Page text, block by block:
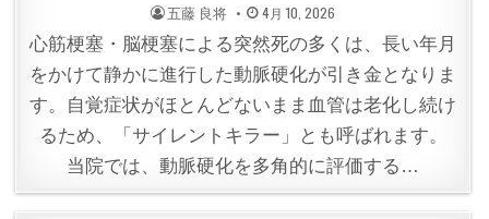
POSTED
BY
五藤 良将 POSTED
ON
4月 10, 2026
心筋梗塞・脳梗塞による突然死の多くは、長い年月
をかけて静かに進行した動脈硬化が引き金となりま
す。自覚症状がほとんどないまま血管は老化し続け
るため、「サイレントキラー」とも呼ばれます。
当院では、動脈硬化を多角的に評価する…